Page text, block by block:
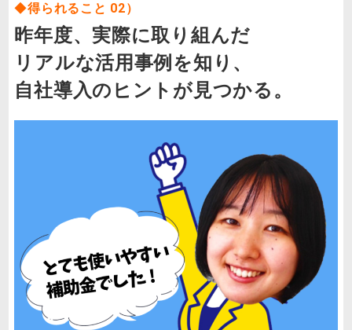
◆得られること 02）
昨年度、実際に取り組んだ
リアルな活用事例を知り、
自社導入のヒントが見つかる。